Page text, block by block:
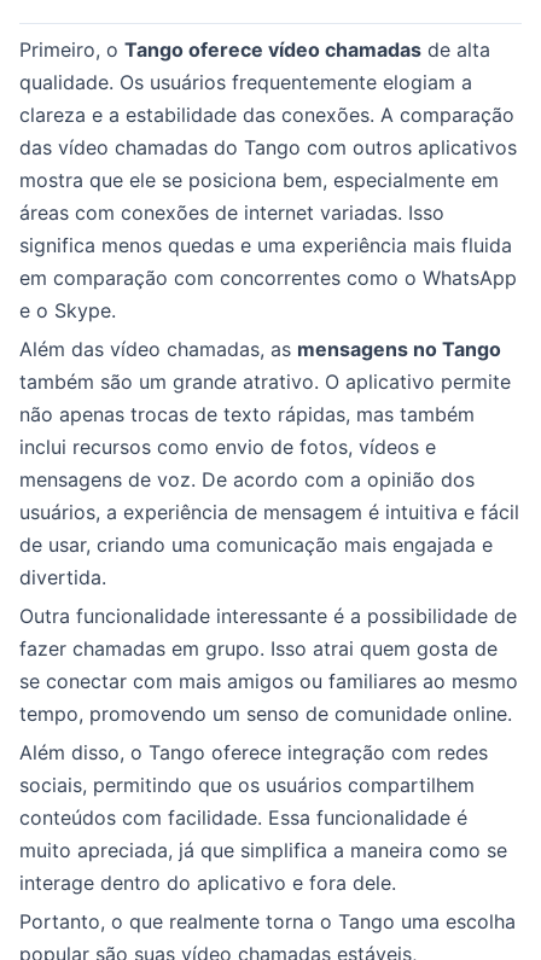
Primeiro, o Tango oferece vídeo chamadas de alta
qualidade. Os usuários frequentemente elogiam a
clareza e a estabilidade das conexões. A comparação
das vídeo chamadas do Tango com outros aplicativos
mostra que ele se posiciona bem, especialmente em
áreas com conexões de internet variadas. Isso
significa menos quedas e uma experiência mais fluida
em comparação com concorrentes como o WhatsApp
e o Skype.
Além das vídeo chamadas, as mensagens no Tango
também são um grande atrativo. O aplicativo permite
não apenas trocas de texto rápidas, mas também
inclui recursos como envio de fotos, vídeos e
mensagens de voz. De acordo com a opinião dos
usuários, a experiência de mensagem é intuitiva e fácil
de usar, criando uma comunicação mais engajada e
divertida.
Outra funcionalidade interessante é a possibilidade de
fazer chamadas em grupo. Isso atrai quem gosta de
se conectar com mais amigos ou familiares ao mesmo
tempo, promovendo um senso de comunidade online.
Além disso, o Tango oferece integração com redes
sociais, permitindo que os usuários compartilhem
conteúdos com facilidade. Essa funcionalidade é
muito apreciada, já que simplifica a maneira como se
interage dentro do aplicativo e fora dele.
Portanto, o que realmente torna o Tango uma escolha
popular são suas vídeo chamadas estáveis,